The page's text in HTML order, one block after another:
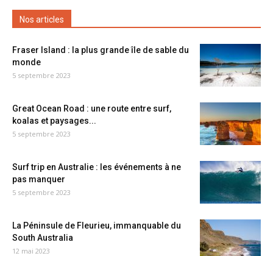
Nos articles
Fraser Island : la plus grande île de sable du
monde
5 septembre 2023
Great Ocean Road : une route entre surf,
koalas et paysages...
5 septembre 2023
Surf trip en Australie : les événements à ne
pas manquer
5 septembre 2023
La Péninsule de Fleurieu, immanquable du
South Australia
12 mai 2023